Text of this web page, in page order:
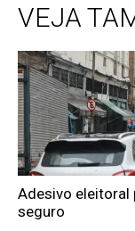
VEJA
Adesivo eleitoral
seguro